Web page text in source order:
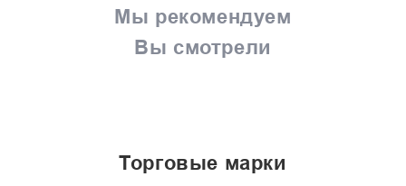
Мы рекомендуем
Вы смотрели
торговые марки